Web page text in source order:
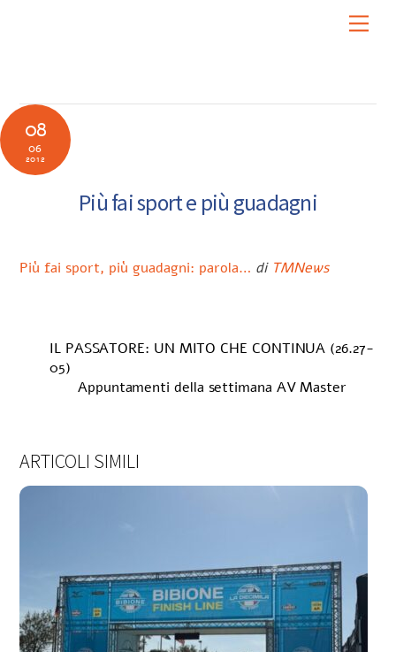
08
06
2012
Più fai sport e più guadagni
Più fai sport, più guadagni: parola… di TMNews
IL PASSATORE: UN MITO CHE CONTINUA (26.27-
05)
Appuntamenti della settimana AV Master
ARTICOLI SIMILI